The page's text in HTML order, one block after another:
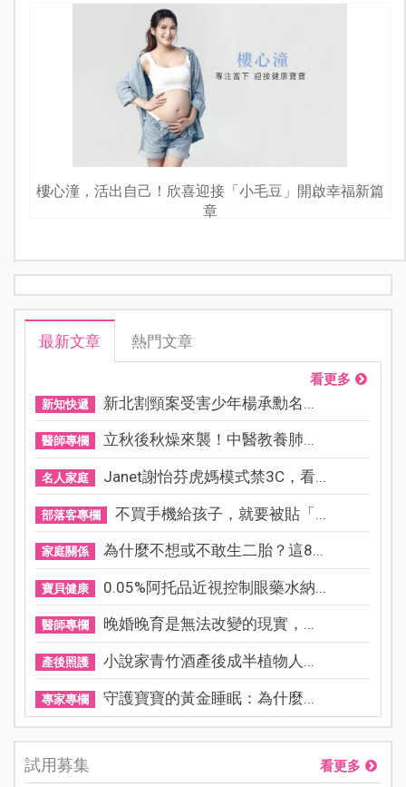
樓心潼，活出自己！欣喜迎接「小毛豆」開啟幸福新篇
章
最新文章 熱門文章
看更多
新知快遞 新北割頸案受害少年楊承勳名...
醫師專欄 立秋後秋燥來襲！中醫教養肺...
名人家庭 Janet謝怡芬虎媽模式禁3C，看...
部落客專欄 不買手機給孩子，就要被貼「...
家庭關係 為什麼不想或不敢生二胎？這8...
寶貝健康 0.05%阿托品近視控制眼藥水納...
醫師專欄 晚婚晚育是無法改變的現實，...
產後照護 小說家青竹酒產後成半植物人...
專家專欄 守護寶寶的黃金睡眠：為什麼...
試用募集 看更多